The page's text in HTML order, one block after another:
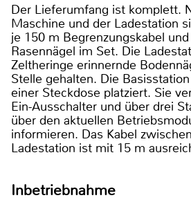
Der Lieferumfang ist komplett.
Maschine und der Ladestation
je 150 m Begrenzungskabel
Rasennägel im Set. Die
Zeltheringe erinnernde
Stelle gehalten. Die
einer Steckdose platziert. Sie
Ein-Ausschalter und über drei
über den aktuellen
informieren. Das Kabel
Ladestation ist mit 15 m
Inbetriebnahme